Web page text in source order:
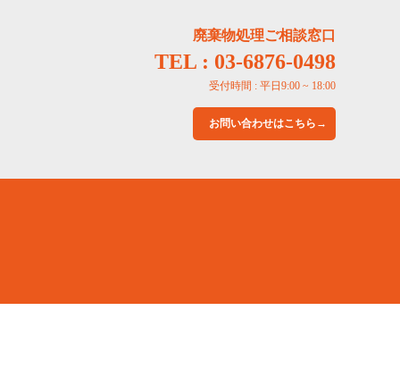
廃棄物処理ご相談窓口
TEL : 03-6876-0498
受付時間 : 平日9:00 ~ 18:00
お問い合わせはこちら→